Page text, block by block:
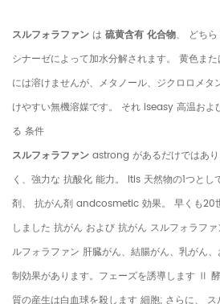
スルフォラファン は 硫黄含有 化合物、 どち
シナーゼによって加水分解されます。 黄色ま
には溶けませんが、メタノール、ジクロロメタ
けやすい無機溶媒です。 それ iseasy 高温およ
る 条件
スルフォラファン astrong があるだけではあ
く、強力な 抗酸化 能力。 Itis 天然物の1つと
剤、 抗がん剤 andcosmetic 効果。 早くも20
しました 抗がん および 抗がん スルフォラフ
ルフォラファン 肝臓がん、結腸がん、乳がん
制効果があります。フェーズを誘導します Ⅱ
質の産生は白血球を殺します 細胞; さらに、